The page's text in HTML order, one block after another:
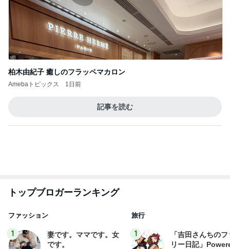
柏木由紀子 癒しのフラッペマカロン
Amebaトピックス 1日前
記事を読む
トップブロガーランキング
ファッション
1
妻です。ママです。女
です。
旅行
1
「吉田さんちの
リー日記」